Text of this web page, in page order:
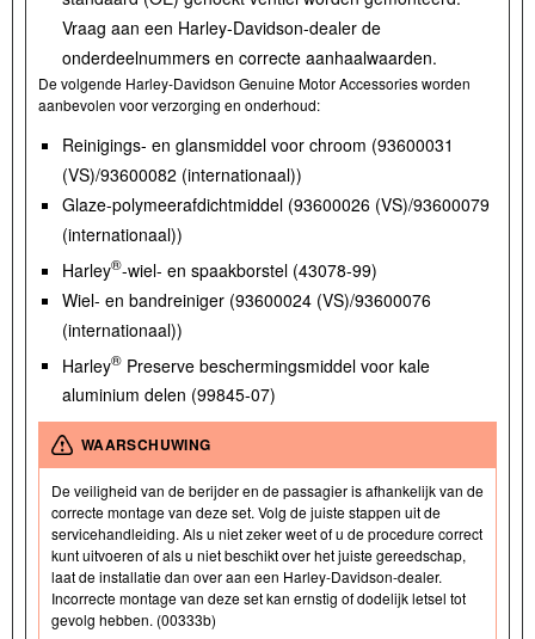
Vraag aan een Harley-Davidson-dealer de
onderdeelnummers en correcte aanhaalwaarden.
De volgende Harley-Davidson Genuine Motor Accessories worden
aanbevolen voor verzorging en onderhoud:
Reinigings- en glansmiddel voor chroom (93600031
(VS)/93600082 (internationaal))
Glaze-polymeerafdichtmiddel (93600026 (VS)/93600079
(internationaal))
Harley®-wiel- en spaakborstel (43078-99)
Wiel- en bandreiniger (93600024 (VS)/93600076
(internationaal))
Harley® Preserve beschermingsmiddel voor kale
aluminium delen (99845-07)
WAARSCHUWING
De veiligheid van de berijder en de passagier is afhankelijk van de
correcte montage van deze set. Volg de juiste stappen uit de
servicehandleiding. Als u niet zeker weet of u de procedure correct
kunt uitvoeren of als u niet beschikt over het juiste gereedschap,
laat de installatie dan over aan een Harley-Davidson-dealer.
Incorrecte montage van deze set kan ernstig of dodelijk letsel tot
gevolg hebben. (00333b)